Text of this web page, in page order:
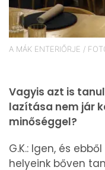
A MÁK ENTERIŐRJE /
Vagyis azt is
lazítása nem jár
minőséggel?
G.K.: Igen, és
helyeink bőven